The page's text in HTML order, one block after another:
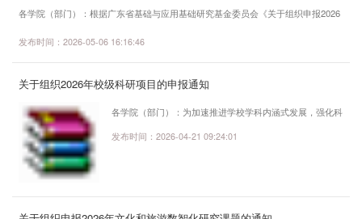
管理办法》的有关规定，原则上应具有...
各学院（部门）：根据广东省基础与应用基础研究基金委员会《关于组织申报2026
次说明2026年拟分为两个批次开展省基金项目的组织申报工作，各批次的省基金项
目清单如下：（一）第一批（各支基金申...
发布时间：2026-05-06 16:16:46
关于组织2026年校级科研项目的申报通知
各学院（部门）：为加速推进学校学科内涵式发展，强化科
研创新驱动力，培育具有应用价值与学术影响力的科研成
发布时间：2026-04-21 09:24:01